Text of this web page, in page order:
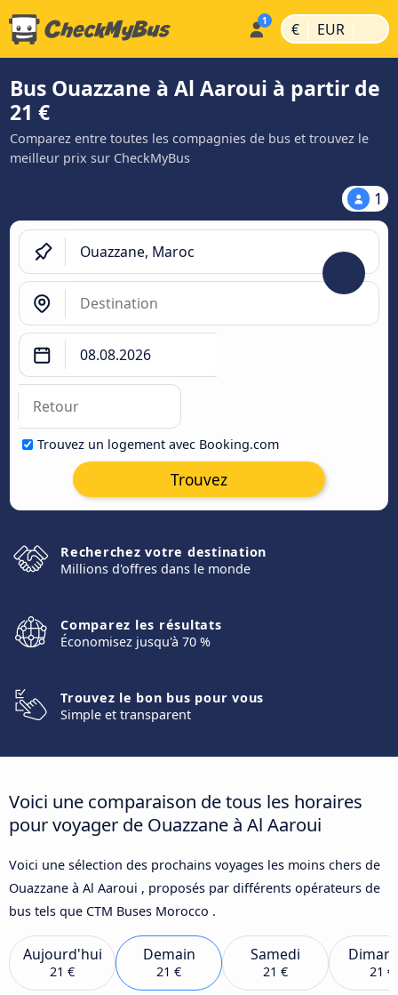
€ | EUR |
Bus Ouazzane à Al Aaroui à partir de
21 €
Comparez entre toutes les compagnies de bus et trouvez le
meilleur prix sur CheckMyBus
1
Trouvez un logement avec Booking.com
Trouvez
Recherchez votre destination
Millions d'offres dans le monde
Comparez les résultats
Économisez jusqu'à 70 %
Trouvez le bon bus pour vous
Simple et transparent
Voici une comparaison de tous les horaires
pour voyager de Ouazzane à Al Aaroui
Voici une sélection des prochains voyages les moins chers de
Ouazzane à Al Aaroui , proposés par différents opérateurs de
bus tels que CTM Buses Morocco .
Aujourd'hui
21 €
Demain
21 €
Samedi
21 € 21 €